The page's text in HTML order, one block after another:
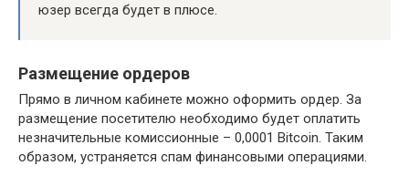
юзер всегда будет в плюсе.
Размещение ордеров
Прямо в личном кабинете можно оформить ордер. За
размещение посетителю необходимо будет оплатить
незначительные комиссионные – 0,0001 Bitcoin. Таким
образом, устраняется спам финансовыми операциями.